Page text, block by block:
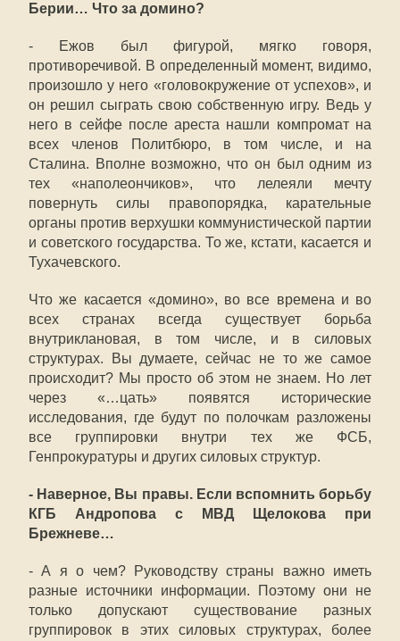
Берии… Что за домино?
- Ежов был фигурой, мягко говоря,
противоречивой. В определенный момент, видимо,
произошло у него «головокружение от успехов», и
он решил сыграть свою собственную игру. Ведь у
него в сейфе после ареста нашли компромат на
всех членов Политбюро, в том числе, и на
Сталина. Вполне возможно, что он был одним из
тех «наполеончиков», что лелеяли мечту
повернуть силы правопорядка, карательные
органы против верхушки коммунистической партии
и советского государства. То же, кстати, касается и
Тухачевского.
Что же касается «домино», во все времена и во
всех странах всегда существует борьба
внутриклановая, в том числе, и в силовых
структурах. Вы думаете, сейчас не то же самое
происходит? Мы просто об этом не знаем. Но лет
через «…цать» появятся исторические
исследования, где будут по полочкам разложены
все группировки внутри тех же ФСБ,
Генпрокуратуры и других силовых структур.
- Наверное, Вы правы. Если вспомнить борьбу
КГБ Андропова с МВД Щелокова при
Брежневе…
- А я о чем? Руководству страны важно иметь
разные источники информации. Поэтому они не
только допускают существование разных
группировок в этих силовых структурах, более